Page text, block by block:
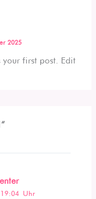
2025
your first post. Edit
19:04 Uhr